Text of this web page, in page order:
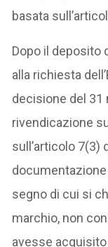
basata
Dopo il deposito
alla richiesta
decisione del 31
rivendicazione
sull’articolo 7(3)
segno di cui si
marchio, non
avesse